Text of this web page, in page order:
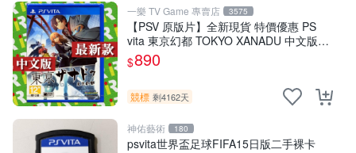
一樂 TV Game 專賣店 3575
【PSV 原版片】全新現貨 特價優惠 PS
vita 東京幻都 TOKYO XANADU 中文版
【台中一樂電玩】
$890
競標 剩4162天
神佑藝術 180
psvita世界盃足球FIFA15日版二手裸卡